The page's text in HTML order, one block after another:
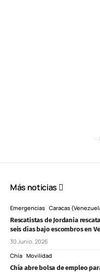
-
Más noticias
Emergencias Caracas
Rescatistas de Jordania
seis días bajo escombros en
30 Junio, 2026
Chía Movilidad
Chía abre bolsa de empleo